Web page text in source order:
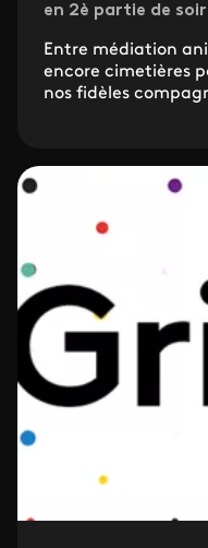
en 2è partie de
Entre médiation
encore cimetières
nos fidèles